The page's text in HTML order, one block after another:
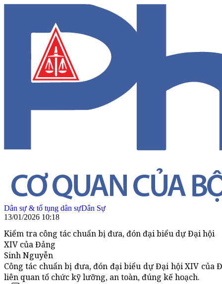
Dân sự & tố tụng dân sựDân Sự
13/01/2026 10:18
Kiểm tra công tác chuẩn bị đưa, đón đại biểu dự Đại hội
XIV của Đảng
Sinh Nguyễn
Công tác chuẩn bị đưa, đón đại biểu dự Đại hội XIV của
liên quan tổ chức kỹ lưỡng, an toàn, đúng kế hoạch.